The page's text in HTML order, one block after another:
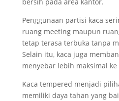
Penggunaan partisi kaca
ruang meeting maupun
tetap terasa terbuka tanpa
Selain itu, kaca juga
menyebar lebih maksimal
Kaca tempered menjadi
memiliki daya tahan yang